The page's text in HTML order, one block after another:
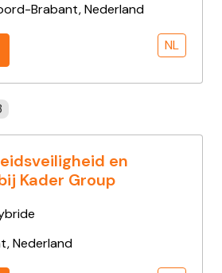
Brabant,Nederland
NL
en
Kader Group
,Nederland